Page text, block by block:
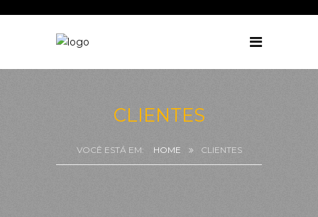
CLIENTES
HOME CLIENTES